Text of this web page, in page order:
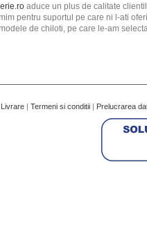
aduce un plus de calitate
pentru suportul pe care ni l-ati
de chiloti, pe care le-am
Livrare | Termeni si conditii | Prelucrarea